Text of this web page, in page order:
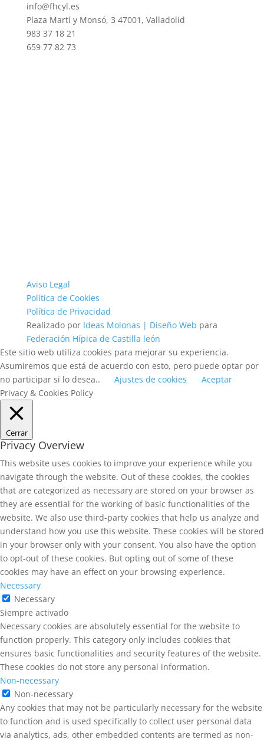
info@fhcyl.es
Plaza Martí y Monsó, 3 47001, Valladolid
983 37 18 21
659 77 82 73
Aviso Legal
Política de Cookies
Política de Privacidad
Realizado por Ideas Molonas | Diseño Web para
Federación Hípica de Castilla león
Este sitio web utiliza cookies para mejorar su experiencia.
Asumiremos que está de acuerdo con esto, pero puede optar por
no participar si lo desea..
Ajustes de cookies
Aceptar
Privacy & Cookies Policy
Cerrar
Privacy Overview
This website uses cookies to improve your experience while you
navigate through the website. Out of these cookies, the cookies
that are categorized as necessary are stored on your browser as
they are essential for the working of basic functionalities of the
website. We also use third-party cookies that help us analyze and
understand how you use this website. These cookies will be stored
in your browser only with your consent. You also have the option
to opt-out of these cookies. But opting out of some of these
cookies may have an effect on your browsing experience.
Necessary
Necessary
Siempre activado
Necessary cookies are absolutely essential for the website to
function properly. This category only includes cookies that
ensures basic functionalities and security features of the website.
These cookies do not store any personal information.
Non-necessary
Non-necessary
Any cookies that may not be particularly necessary for the website
to function and is used specifically to collect user personal data
via analytics, ads, other embedded contents are termed as non-